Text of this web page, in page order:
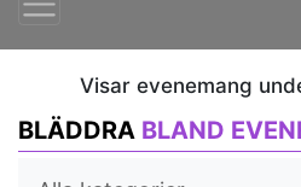
Visar evenemang
BLÄDDRA BLAND